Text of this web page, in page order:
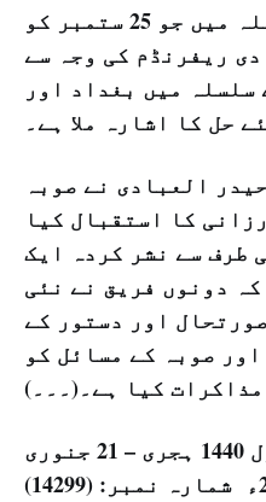
اس بحران کے سلسلہ میں جو 25 ستمبر کو
ریفرنڈم کی وجہ سے
میں بغداد اور
حل کا اشارہ ملا ہے۔
العبادی نے صوبہ
کا استقبال کیا
طرف سے نشر کردہ ایک
دونوں فریق نے نئی
اور دستور کے
صوبہ کے مسائل کو
کیا ہے۔(۔۔۔)
اتوار – 23 جمادی الاول 1440 ہجری – 21 جنوری